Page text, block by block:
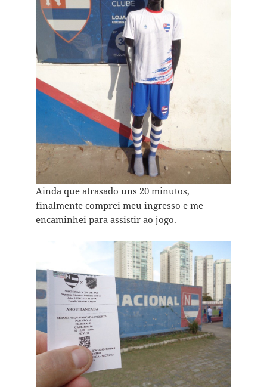
Ainda que atrasado uns 20 minutos,
finalmente comprei meu ingresso e me
encaminhei para assistir ao jogo.